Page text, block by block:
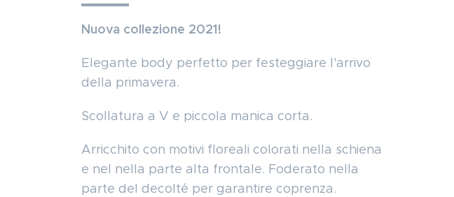
Nuova collezione 2021!
Elegante body perfetto per festeggiare l'arrivo
della primavera.
Scollatura a V e piccola manica corta.
Arricchito con motivi floreali colorati nella schiena
e nel nella parte alta frontale. Foderato nella
parte del decolté per garantire coprenza.